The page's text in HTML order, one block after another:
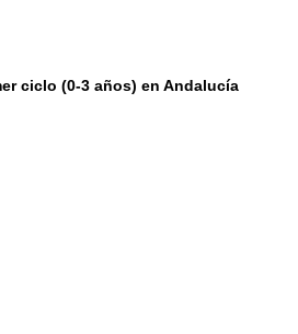
ciclo (0-3 años) en Andalucía